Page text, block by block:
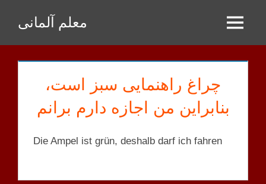
Inhalt
springen
معلم آلمانی Menu
چراغ راهنمایی سبز است،
بنابراین من اجازه دارم برانم
Die Ampel ist grün, deshalb darf ich fahren